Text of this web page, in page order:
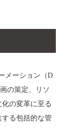
メーション（D
の策定、リソ
の変革に至る
る包括的な管